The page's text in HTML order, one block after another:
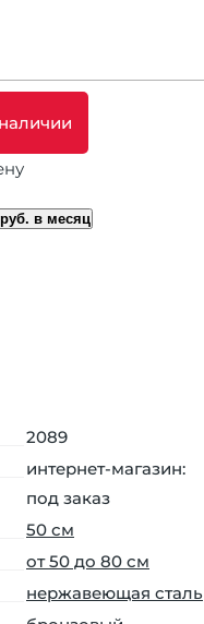
в месяц
2089
интернет-магазин:
под заказ
50 см
от 50 до 80 см
нержавеющая сталь